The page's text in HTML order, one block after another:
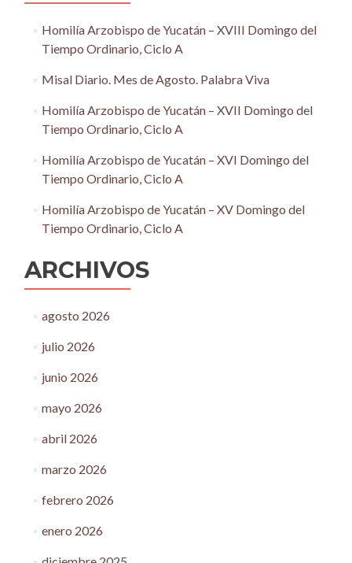
Homilía Arzobispo de Yucatán – XVIII Domingo del
Tiempo Ordinario, Ciclo A
Misal Diario. Mes de Agosto. Palabra Viva
Homilía Arzobispo de Yucatán – XVII Domingo del
Tiempo Ordinario, Ciclo A
Homilía Arzobispo de Yucatán – XVI Domingo del
Tiempo Ordinario, Ciclo A
Homilía Arzobispo de Yucatán – XV Domingo del
Tiempo Ordinario, Ciclo A
ARCHIVOS
agosto 2026
julio 2026
junio 2026
mayo 2026
abril 2026
marzo 2026
febrero 2026
enero 2026